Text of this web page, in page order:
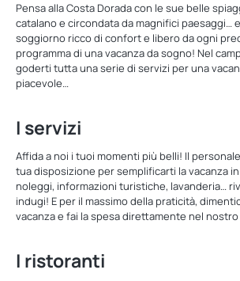
Pensa alla Costa Dorada con le sue belle
catalano e circondata da magnifici paesaggi…
soggiorno ricco di confort e libero da ogni
programma di una vacanza da sogno! Nel
goderti tutta una serie di servizi per una
piacevole…
I servizi
Affida a noi i tuoi momenti più belli! Il
tua disposizione per semplificarti la vacanza
noleggi, informazioni turistiche, lavanderia…
indugi! E per il massimo della praticità,
vacanza e fai la spesa direttamente nel
I ristoranti